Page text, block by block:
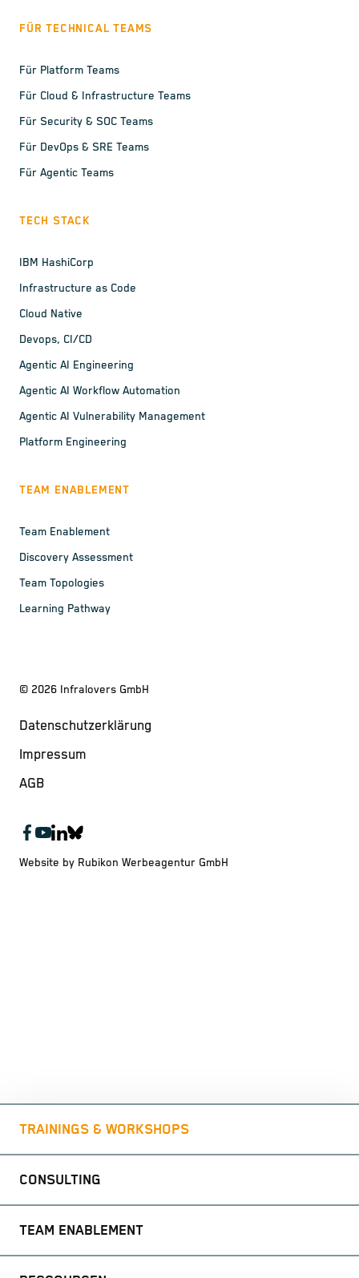
TRAININGS & WORKSHOPS
CONSULTING
TEAM ENABLEMENT
FÜR TECHNICAL TEAMS
Für Platform Teams
Für Cloud & Infrastructure Teams
Für Security & SOC Teams
Für DevOps & SRE Teams
Für Agentic Teams
TECH STACK
IBM HashiCorp
Infrastructure as Code
Cloud Native
Devops, CI/CD
Agentic AI Engineering
Agentic AI Workflow Automation
Agentic AI Vulnerability Management
Platform Engineering
TEAM ENABLEMENT
Team Enablement
Discovery Assessment
Team Topologies
Learning Pathway
© 2026 Infralovers GmbH
Datenschutzerklärung
Impressum
AGB
Website by Rubikon Werbeagentur GmbH